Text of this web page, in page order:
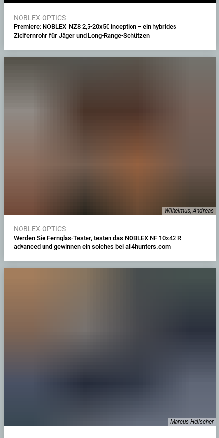
NOBLEX-OPTICS
Premiere: NOBLEX NZ8 2,5-20x50 inception − ein hybrides
Zielfernrohr für Jäger und Long-Range-Schützen
Wilhelmus, Andreas
NOBLEX-OPTICS
Werden Sie Fernglas-Tester, testen das NOBLEX NF 10x42 R
advanced und gewinnen ein solches bei all4hunters.com
Marcus Heilscher